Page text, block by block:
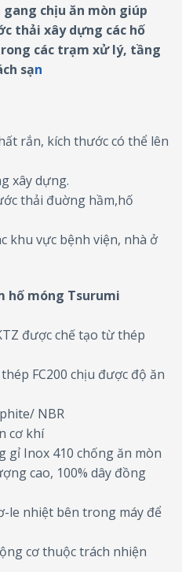
chịu ăn mòn giúp
thải xây dựng các hố
các trạm xử lý, tầng
sạn
rắn, kích thước có thể lên
xây dựng.
thải đuờng hầm,hố
khu vực bệnh viện, nhà ở
hố móng Tsurumi
được chế tạo từ thép
FC200 chịu được độ ăn
NBR
cơ khí
Inox 410 chống ăn mòn
cao, 100% dây đồng
le nhiệt bên trong máy để
cơ thuộc trách nhiện